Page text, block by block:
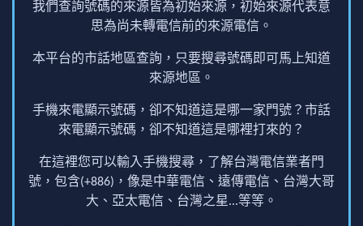
我們查詢號碼的來源皆為初始來源，初始來源代表意
思為尚未轉電信前的來源電信。
本平台的市話地區查詢，只要搜尋號碼即可馬上知道
來源地區。
手機來電顯示號碼，卻不知道這是哪一家門號？市話
來電顯示號碼，卻不知道這是哪裡打來的？
在這裡您可以輸入手機搜尋，了解台灣電信業者門
號，包含(+886)，像是中華電信、遠傳電信、台灣大哥
大、亞太電信、台灣之星...等等。